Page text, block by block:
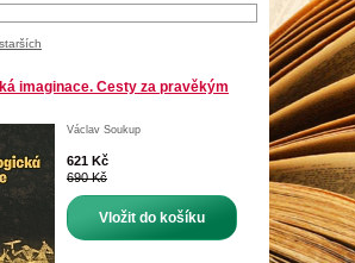
imaginace. Cesty za pravěkým
Václav Soukup
621 Kč
690 Kč
Vložit do košíku